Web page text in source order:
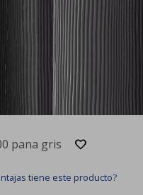
pana gris
tiene este producto?